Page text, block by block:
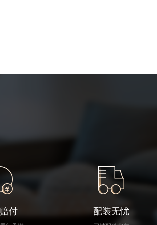
付 配装无忧